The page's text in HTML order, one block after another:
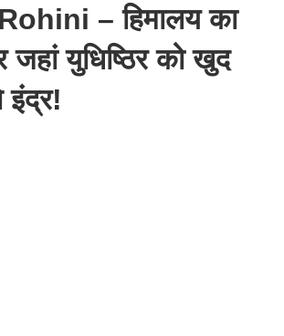
– हिमालय का
जहां युधिष्ठिर को खुद